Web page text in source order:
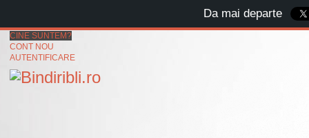
CINE SUNTEM?
CONT NOU
AUTENTIFICARE
Da mai departe